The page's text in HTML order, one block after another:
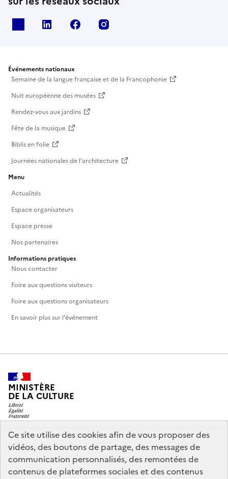
Ce site utilise des cookies afin de vous proposer des
vidéos, des boutons de partage, des messages de
communication personnalisés, des remontées de
contenus de plateformes sociales et des contenus
Linkedin Facebook
Événements nationaux
Semaine de la langue française et de la Francophonie
Nuit européenne des musées
Rendez-vous aux jardins
Fête de la musique
Biblis en folie
Journées nationales de l'architecture
Menu
Actualités
Espace organisateurs
Espace presse
Nos partenaires
Informations pratiques
Nous contacter
Foire aux questions visiteurs
Foire aux questions organisateurs
En savoir plus sur l'événement
MINISTÈRE
DE LA CULTURE
legifrance.gouv.fr
info.gouv.fr
service-public.gouv.fr
data.gouv.fr